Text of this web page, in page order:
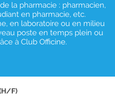
la pharmacie : pharmacien,
en pharmacie, etc.
en laboratoire ou en milieu
poste en temps plein ou
à Club Officine.
(H/F)